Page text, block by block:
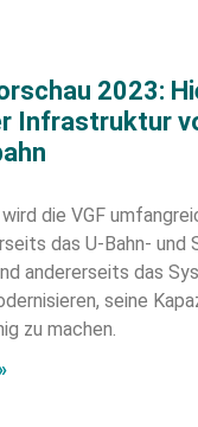
2023:
Infrastruktur
die VGF
das U-Bahn- und
andererseits das
seine
zu machen.